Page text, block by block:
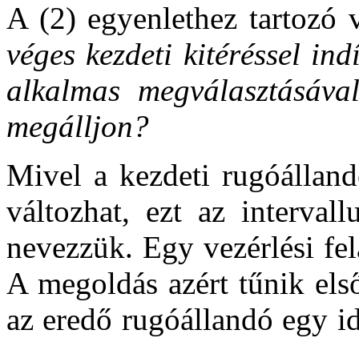
A (2) egyenlethez tartozó
véges kezdeti kitéréssel
alkalmas
megálljon?
Mivel a kezdeti
változhat, ezt az
nevezzük. Egy vezérlési
A megoldás azért tűnik
az eredő rugóállandó egy